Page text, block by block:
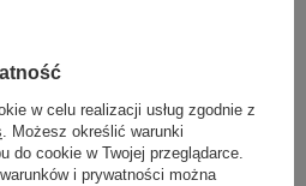
w celu realizacji usług zgodnie z
. Możesz określić warunki
do cookie w Twojej przeglądarce.
i prywatności można